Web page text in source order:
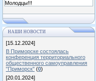
Молодцы!!!
НАШИ НОВОСТИ
[15.12.2024]
В Приморске состоялась
конференция территориального
общественного самоуправления
"Приморск" (0)
[20.01.2024]